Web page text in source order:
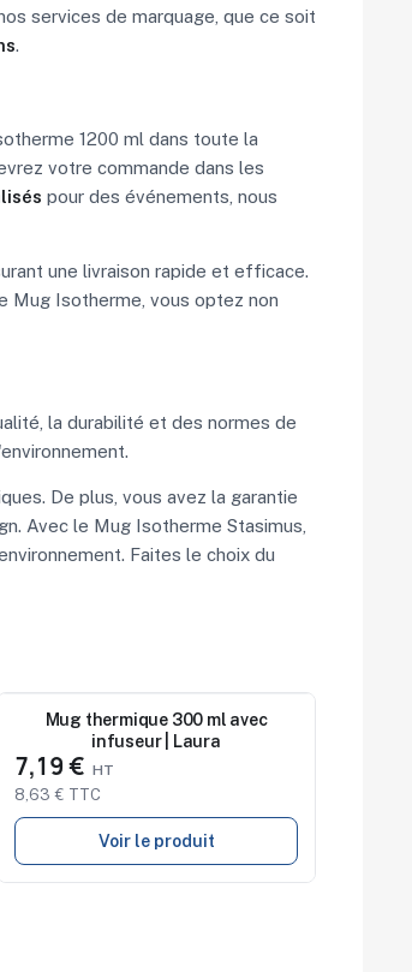
services de marquage, que ce soit
.
1200 ml dans toute la
votre commande dans les
pour des événements, nous
une livraison rapide et efficace.
Mug Isotherme, vous optez non
la durabilité et des normes de
De plus, vous avez la garantie
Avec le Mug Isotherme Stasimus,
Faites le choix du
Nouveau
Mug thermique 300 ml avec
infuseur | Laura
7,19 €
8,63 € TTC
Voir le produit